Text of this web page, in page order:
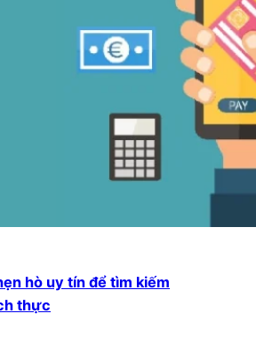
hò uy tín để tìm kiếm
thực